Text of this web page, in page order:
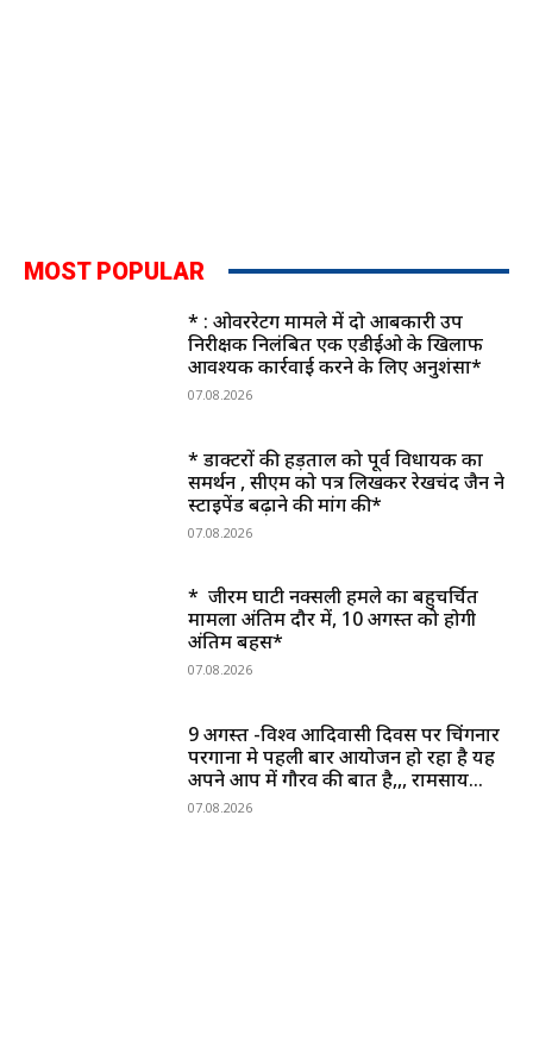
MOST POPULAR
* : ओवररेटिंग मामले में दो आबकारी उप
निरीक्षक निलंबित एक एडीईओ के खिलाफ
आवश्यक कार्रवाई करने के लिए अनुशंसा*
07.08.2026
* डाक्टरों की हड़ताल को पूर्व विधायक का
समर्थन , सीएम को पत्र लिखकर रेखचंद जैन ने
स्टाइपेंड बढ़ाने की मांग की*
07.08.2026
* जीरम घाटी नक्सली हमले का बहुचर्चित
मामला अंतिम दौर में, 10 अगस्त को होगी
अंतिम बहस*
07.08.2026
9 अगस्त -विश्व आदिवासी दिवस पर चिंगनार
परगाना मे पहली बार आयोजन हो रहा है यह
अपने आप में गौरव की बात है,,, रामसाय...
07.08.2026